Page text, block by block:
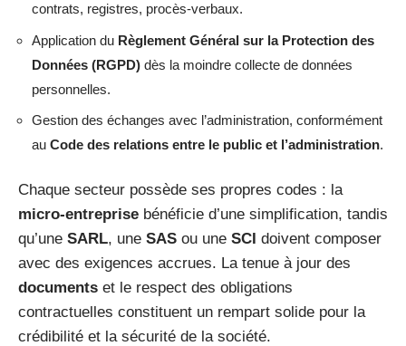
contrats, registres, procès-verbaux.
Application du Règlement Général sur la Protection des
Données (RGPD) dès la moindre collecte de données
personnelles.
Gestion des échanges avec l’administration, conformément
au Code des relations entre le public et l’administration.
Chaque secteur possède ses propres codes : la
micro-entreprise bénéficie d’une simplification, tandis
qu’une SARL, une SAS ou une SCI doivent composer
avec des exigences accrues. La tenue à jour des
documents et le respect des obligations
contractuelles constituent un rempart solide pour la
crédibilité et la sécurité de la société.